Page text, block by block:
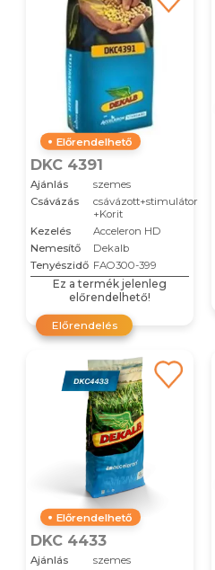
Előrendelhető
DKC 4391
Ajánlás
szemes
Csávázás
csávázott+stimulátor
+Korit
Kezelés
Acceleron HD
Nemesítő
Dekalb
Tenyészidő FAO300-399
Ez a termék jelenleg
előrendelhető!
Előrendelés
Előrendelhető
DKC 4433
Ajánlás
szemes